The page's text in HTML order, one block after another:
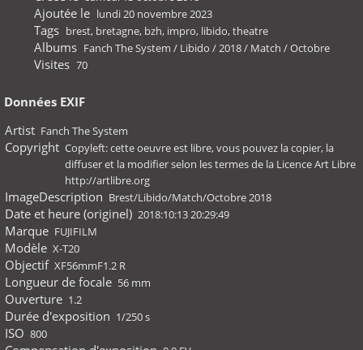
Ajoutée le lundi 20 novembre 2023
Tags brest, bretagne, bzh, impro, libido,theatre
Albums Fanch The System / Libido /2018/ Match /Octobre
Visites 70
Données EXIF
Artist Fanch The System
Copyright Copyleft: cette oeuvre est libre, vous pouvez la copier, la
diffuser et la modifier selon les termes de la Licence Art Libre
http://artlibre.org
ImageDescription Brest/Libido/Match/Octobre 2018
Date et heure (originel) 2018:10:13 20:29:49
Marque FUJIFILM
Modèle X-T20
Objectif XF56mmF1.2 R
Longueur de focale 56 mm
Ouverture 1.2
Durée d'exposition 1/250 s
ISO 800